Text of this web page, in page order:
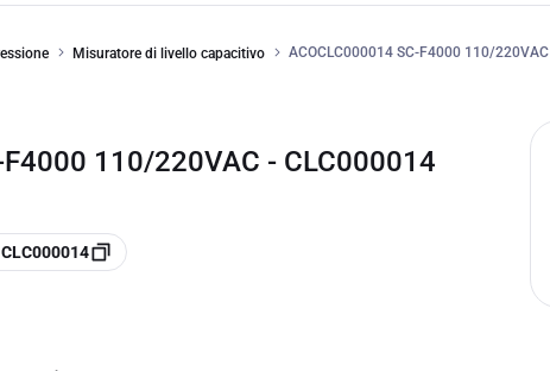
Misuratore di livello capacitivo ACOCLC000014 SC-F4000 110/220VAC
110/220VAC - CLC000014